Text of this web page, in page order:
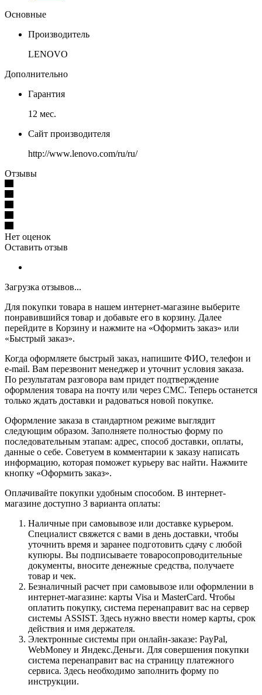
Основные
Производитель
LENOVO
Дополнительно
Гарантия
12 мес.
Сайт производителя
http://www.lenovo.com/ru/ru/
Отзывы
Нет оценок
Оставить отзыв
Загрузка отзывов...
Для покупки товара в нашем интернет-магазине выберите
понравившийся товар и добавьте его в корзину. Далее
перейдите в Корзину и нажмите на «Оформить заказ» или
«Быстрый заказ».
Когда оформляете быстрый заказ, напишите ФИО, телефон и
e-mail. Вам перезвонит менеджер и уточнит условия заказа.
По результатам разговора вам придет подтверждение
оформления товара на почту или через СМС. Теперь останется
только ждать доставки и радоваться новой покупке.
Оформление заказа в стандартном режиме выглядит
следующим образом. Заполняете полностью форму по
последовательным этапам: адрес, способ доставки, оплаты,
данные о себе. Советуем в комментарии к заказу написать
информацию, которая поможет курьеру вас найти. Нажмите
кнопку «Оформить заказ».
Оплачивайте покупки удобным способом. В интернет-
магазине доступно 3 варианта оплаты:
Наличные при самовывозе или доставке курьером.
Специалист свяжется с вами в день доставки, чтобы
уточнить время и заранее подготовить сдачу с любой
купюры. Вы подписываете товаросопроводительные
документы, вносите денежные средства, получаете
товар и чек.
Безналичный расчет при самовывозе или оформлении в
интернет-магазине: карты Visa и MasterCard. Чтобы
оплатить покупку, система перенаправит вас на сервер
системы ASSIST. Здесь нужно ввести номер карты, срок
действия и имя держателя.
Электронные системы при онлайн-заказе: PayPal,
WebMoney и Яндекс.Деньги. Для совершения покупки
система перенаправит вас на страницу платежного
сервиса. Здесь необходимо заполнить форму по
инструкции.